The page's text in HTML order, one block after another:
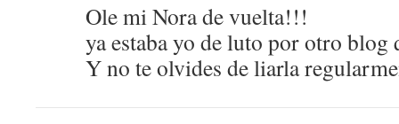
Ole mi Nora de vuelta!!!
ya estaba yo de luto por otro
Y no te olvides de liarla